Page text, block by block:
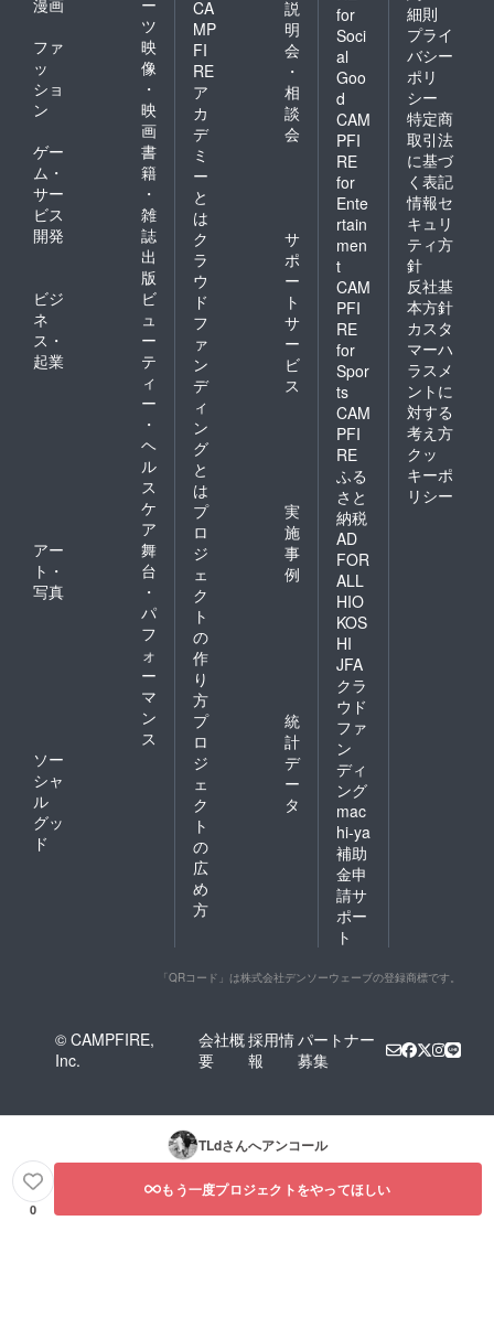
漫画
ー
ツ
ファ
ッ
ショ
ン
映
像
・
映
画
ゲー
ム・
サー
ビス
開発
書
籍
・
雑
誌
出
版
ビジ
ネ
ス・
起業
ビ
ュ
ー
テ
ィ
ー
・
ヘ
ル
ス
ケ
ア
アー
ト・
写真
舞
台
・
パ
フ
ォ
ー
マ
ン
ス
ソー
シャ
ル
グッ
ド
CA
MP
FI
RE
ア
カ
デ
ミ
ー
と
は
説
明
会
・
相
談
会
ク
ラ
ウ
ド
フ
ァ
ン
デ
ィ
ン
グ
と
は
サ
ポ
ー
ト
サ
ー
ビ
ス
プ
ロ
ジ
ェ
ク
ト
の
作
り
方
実
施
事
例
プ
ロ
ジ
ェ
ク
ト
の
広
め
方
統
計
デ
ー
タ
for
Soci
al
Goo
d
CAM
PFI
RE
for
Ente
rtain
men
t
CAM
PFI
RE
for
Spor
ts
CAM
PFI
RE
ふる
さと
納税
AD
FOR
ALL
HIO
KOS
HI
JFA
クラ
ウド
ファ
ン
ディ
ング
mac
hi-ya
補助
金申
請サ
ポー
ト
細則
プライ
バシー
ポリ
シー
特定商
取引法
に基づ
く表記
情報セ
キュリ
ティ方
針
反社基
本方針
カスタ
マーハ
ラスメ
ントに
対する
考え方
クッ
キーポ
リシー
「QRコード」は株式会社デンソーウェーブの登録商標です。
© CAMPFIRE,
Inc.
会社概
要
採用情
報
パートナー
募集
TLdさんへアンコール
0
もう一度プロジェクトをやってほしい